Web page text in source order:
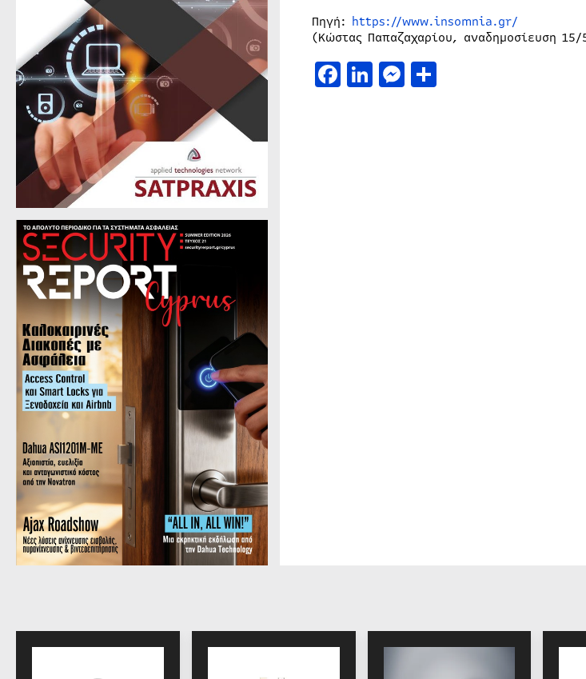
Πηγή: https://www.insomnia.gr/
(Κώστας Παπαζαχαρίου, αναδημοσίευση
Facebook
LinkedIn
Messenger
Μοιραστείτε